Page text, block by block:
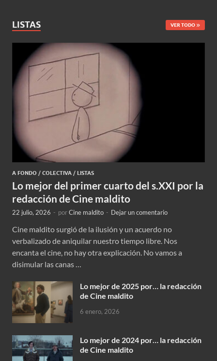
LISTAS VER TODO
A FONDO / COLECTIVA / LISTAS
Lo mejor del primer cuarto del s.XXI por la
redacción de Cine maldito
22 julio, 2026 - porCine maldito - Dejar un comentario
Cine maldito surgió de la ilusión y un acuerdo no
verbalizado de aniquilar nuestro tiempo libre. Nos
encanta el cine, no hay otra explicación. No vamos a
disimular las canas …
Lo mejor de 2025 por… la redacción
de Cine maldito
6 enero, 2026
Lo mejor de 2024 por… la redacción
de Cine maldito